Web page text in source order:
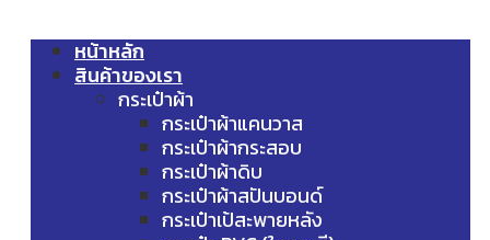
หน้าหลัก
สินค้าของเรา
กระเป๋าผ้า
กระเป๋าผ้าแคนวาส
กระเป๋าผ้ากระสอบ
กระเป๋าผ้าดิบ
กระเป๋าผ้าสปันบอนด์
กระเป๋าเป้สะพายหลัง